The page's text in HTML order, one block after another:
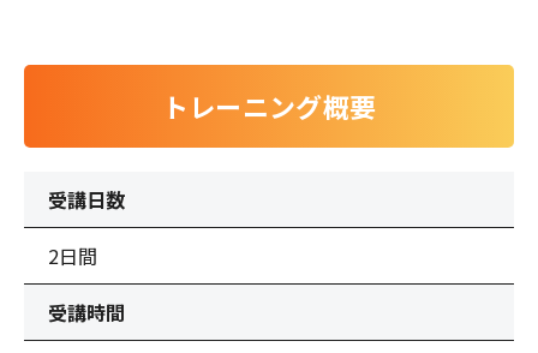
トレーニング概要
受講日数
2日間
受講時間